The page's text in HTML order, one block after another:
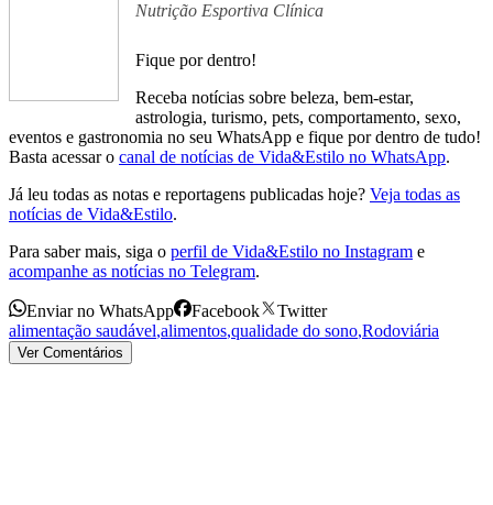
Nutrição Esportiva Clínica
Fique por dentro!
Receba notícias sobre beleza, bem-estar,
astrologia, turismo, pets, comportamento, sexo,
eventos e gastronomia no seu WhatsApp e fique por dentro de tudo!
Basta acessar o canal de notícias de Vida&Estilo no WhatsApp.
Já leu todas as notas e reportagens publicadas hoje? Veja todas as
notícias de Vida&Estilo.
Para saber mais, siga o perfil de Vida&Estilo no Instagram e
acompanhe as notícias no Telegram.
Enviar no WhatsApp Facebook
Twitter
alimentação saudável,alimentos,qualidade do sono,Rodoviária
Ver Comentários